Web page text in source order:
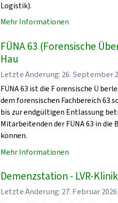
Logistik).
Mehr Informationen
FÜNA 63 (Forensische
Hau
Letzte Änderung: 26. September
FÜNA 63 ist die F orensische Ü
dem forensischen Fachbereich 63
bis zur endgültigen Entlassung
Mitarbeitenden der FÜNA 63 in
können.
Mehr Informationen
Demenzstation - LVR-
Letzte Änderung: 27. Februar